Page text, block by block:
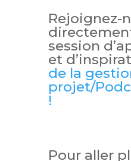
Rejoignez-
session
et
de la
projet/
!
Pour aller